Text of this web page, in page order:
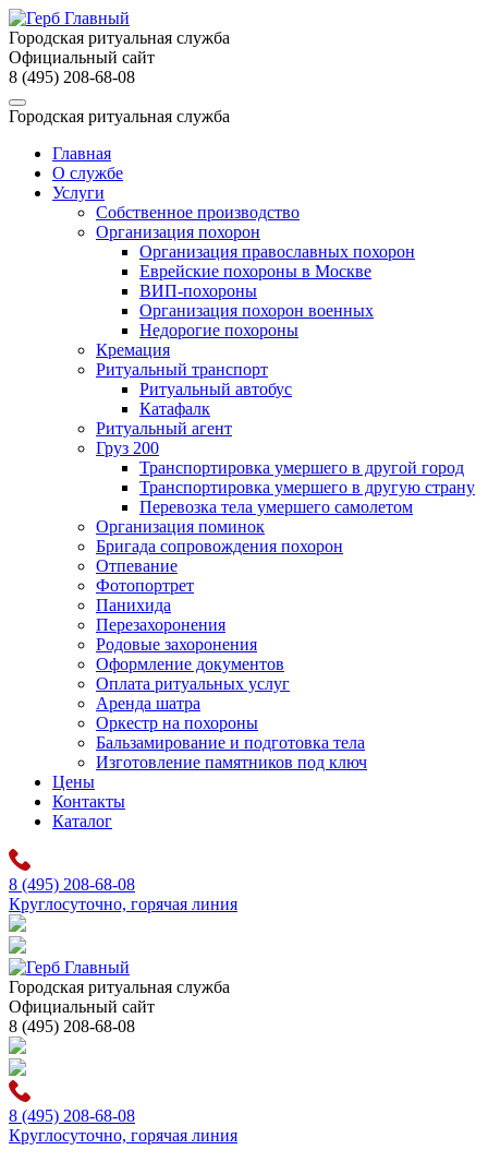
Городская ритуальная служба
Официальный сайт
8 (495) 208-68-08
Городская ритуальная служба
Главная
О службе
Услуги
Собственное производство
Организация похорон
Организация православных похорон
Еврейские похороны в Москве
ВИП-похороны
Организация похорон военных
Недорогие похороны
Кремация
Ритуальный транспорт
Ритуальный автобус
Катафалк
Ритуальный агент
Груз 200
Транспортировка умершего в другой город
Транспортировка умершего в другую страну
Перевозка тела умершего самолетом
Организация поминок
Бригада сопровождения похорон
Отпевание
Фотопортрет
Панихида
Перезахоронения
Родовые захоронения
Оформление документов
Оплата ритуальных услуг
Аренда шатра
Оркестр на похороны
Бальзамирование и подготовка тела
Изготовление памятников под ключ
Цены
Контакты
Каталог
8 (495) 208-68-08
Круглосуточно, горячая линия
Городская ритуальная служба
Официальный сайт
8 (495) 208-68-08
8 (495) 208-68-08
Круглосуточно, горячая линия